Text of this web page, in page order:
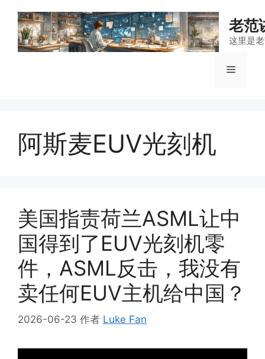
老范
这里是
菜
阿斯麦EUV光刻机
美国指责荷兰ASML让中
国得到了EUV光刻机零
件，ASML反击，我没有
卖任何EUV主机给中国？
2026-06-23 作者 Luke Fan